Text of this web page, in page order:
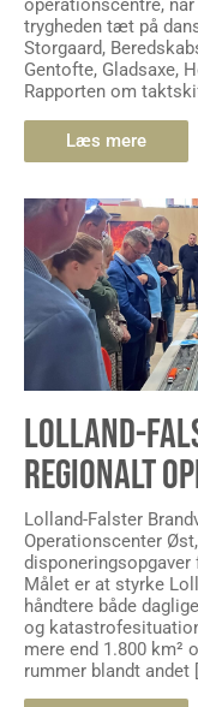
operationscentre,
trygheden tæt på
Storgaard,
Gentofte, Gladsaxe,
Rapporten om
Læs mere
LOLLAND-
REGIONALT
Lolland-Falster
Operationscenter
Målet er at styrke
håndtere både
og
mere end 1.800 km²
rummer blandt andet